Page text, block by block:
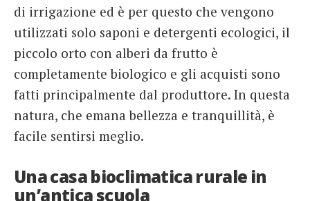
di irrigazione ed è per questo che vengono
utilizzati solo saponi e detergenti ecologici, il
piccolo orto con alberi da frutto è
completamente biologico e gli acquisti sono
fatti principalmente dal produttore. In questa
natura, che emana bellezza e tranquillità, è
facile sentirsi meglio.
Una casa bioclimatica rurale in
un’antica scuola